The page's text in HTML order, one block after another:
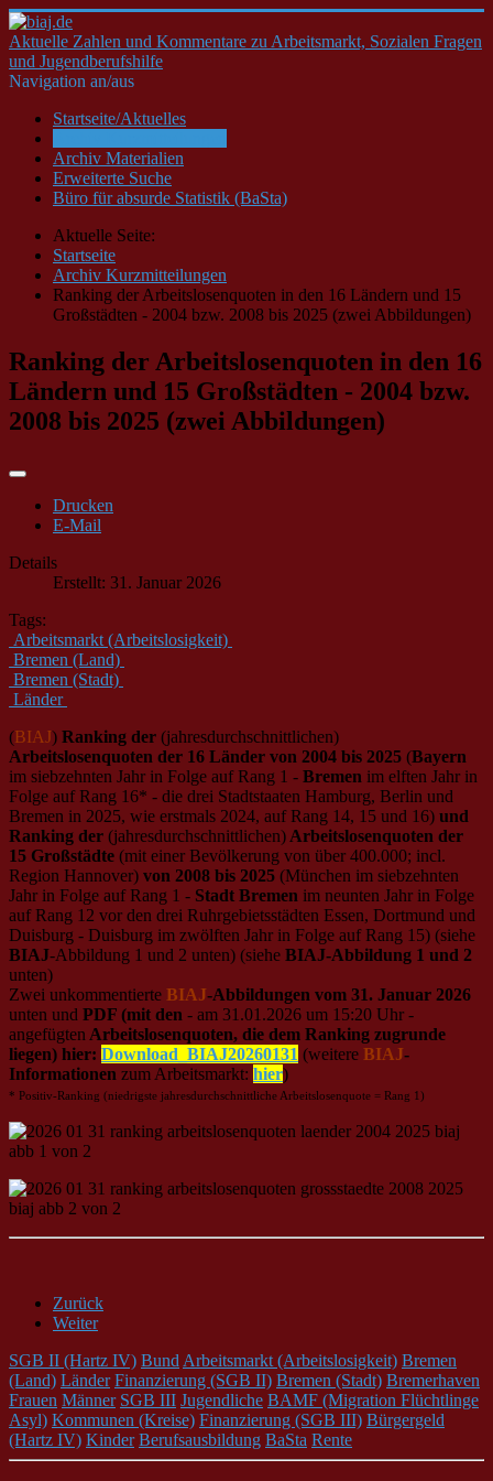
Aktuelle Zahlen und Kommentare zu Arbeitsmarkt, Sozialen Fragen
und Jugendberufshilfe
Navigation an/aus
Startseite/Aktuelles
Archiv Materialien
Erweiterte Suche
Büro für absurde Statistik (BaSta)
Aktuelle Seite:
Startseite
Archiv Kurzmitteilungen
Ranking der Arbeitslosenquoten in den 16 Ländern und 15
Großstädten - 2004 bzw. 2008 bis 2025 (zwei Abbildungen)
Ranking der Arbeitslosenquoten in den 16
Ländern und 15 Großstädten - 2004 bzw.
2008 bis 2025 (zwei Abbildungen)
Drucken
E-Mail
Details
Erstellt: 31. Januar 2026
Tags:
Arbeitsmarkt (Arbeitslosigkeit)
Bremen (Land)
Bremen (Stadt)
Länder
(BIAJ) Ranking der (jahresdurchschnittlichen)
Arbeitslosenquoten der 16 Länder von 2004 bis 2025 (Bayern
im siebzehnten Jahr in Folge auf Rang 1 - Bremen im elften Jahr in
Folge auf Rang 16* - die drei Stadtstaaten Hamburg, Berlin und
Bremen in 2025, wie erstmals 2024, auf Rang 14, 15 und 16) und
Ranking der (jahresdurchschnittlichen) Arbeitslosenquoten der
15 Großstädte (mit einer Bevölkerung von über 400.000; incl.
Region Hannover) von 2008 bis 2025 (München im siebzehnten
Jahr in Folge auf Rang 1 - Stadt Bremen im neunten Jahr in Folge
auf Rang 12 vor den drei Ruhrgebietsstädten Essen, Dortmund und
Duisburg - Duisburg im zwölften Jahr in Folge auf Rang 15) (siehe
BIAJ-Abbildung 1 und 2 unten) (siehe BIAJ-Abbildung 1 und 2
unten)
Zwei unkommentierte BIAJ-Abbildungen vom 31. Januar 2026
unten und PDF (mit den - am 31.01.2026 um 15:20 Uhr -
angefügten Arbeitslosenquoten, die dem Ranking zugrunde
liegen) hier: Download_BIAJ20260131 (weitere BIAJ-
Informationen zum Arbeitsmarkt: hier)
* Positiv-Ranking (niedrigste jahresdurchschnittliche Arbeitslosenquote = Rang 1)
Zurück
Weiter
SGB II (Hartz IV) Bund Arbeitsmarkt (Arbeitslosigkeit) Bremen
(Land) Länder Finanzierung (SGB II) Bremen (Stadt) Bremerhaven
Frauen Männer SGB III Jugendliche BAMF (Migration Flüchtlinge
Asyl) Kommunen (Kreise) Finanzierung (SGB III) Bürgergeld
(Hartz IV) Kinder Berufsausbildung BaSta Rente